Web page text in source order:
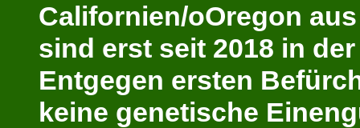
Californien/oOregon
sind erst seit 2018 in
Entgegen ersten
keine genetische